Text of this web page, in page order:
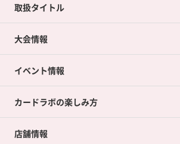
取扱タイトル
大会情報
イベント情報
カードラボの楽しみ方
店舗情報